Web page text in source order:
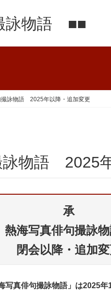
詠物語 ■■
撮詠物語 2025年以降・追加変更
撮詠物語
承
熱海写真俳句撮詠
閉会以降・追加
写真俳句撮詠物語」は2025年